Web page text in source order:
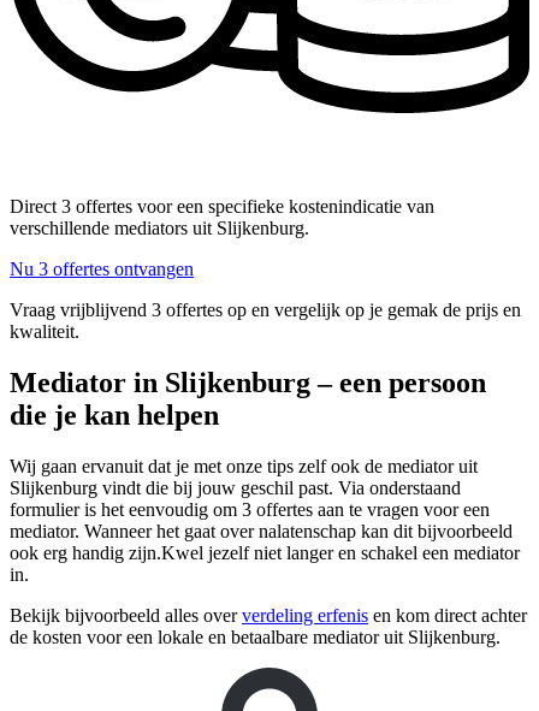
Direct 3 offertes voor een specifieke kostenindicatie van
verschillende mediators uit Slijkenburg.
Nu 3 offertes ontvangen
Vraag vrijblijvend 3 offertes op en vergelijk op je gemak de prijs en
kwaliteit.
Mediator in Slijkenburg – een persoon
die je kan helpen
Wij gaan ervanuit dat je met onze tips zelf ook de mediator uit
Slijkenburg vindt die bij jouw geschil past. Via onderstaand
formulier is het eenvoudig om 3 offertes aan te vragen voor een
mediator. Wanneer het gaat over nalatenschap kan dit bijvoorbeeld
ook erg handig zijn.Kwel jezelf niet langer en schakel een mediator
in.
Bekijk bijvoorbeeld alles oververdeling erfenis en kom direct achter
de kosten voor een lokale en betaalbare mediator uit Slijkenburg.